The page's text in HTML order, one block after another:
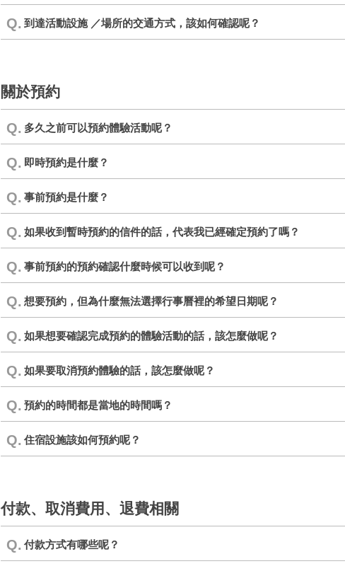
Q. 到達活動設施 ／場所的交通方式，該如何確認呢？
關於預約
Q. 多久之前可以預約體驗活動呢？
Q. 即時預約是什麼？
Q. 事前預約是什麼？
Q. 如果收到暫時預約的信件的話，代表我已經確定預約了嗎？
Q. 事前預約的預約確認什麼時候可以收到呢？
Q. 想要預約，但為什麼無法選擇行事曆裡的希望日期呢？
Q. 如果想要確認完成預約的體驗活動的話，該怎麼做呢？
Q. 如果要取消預約體驗的話，該怎麼做呢？
Q. 預約的時間都是當地的時間嗎？
Q. 住宿設施該如何預約呢？
付款、取消費用、退費相關
Q. 付款方式有哪些呢？